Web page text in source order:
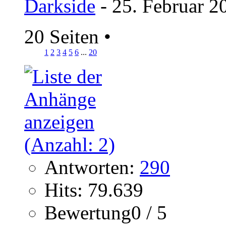
Darkside - 25. Februar
20 Seiten •
1 2 3 4 5 6 ... 20
Antworten: 290
Hits: 79.639
Bewertung0 / 5